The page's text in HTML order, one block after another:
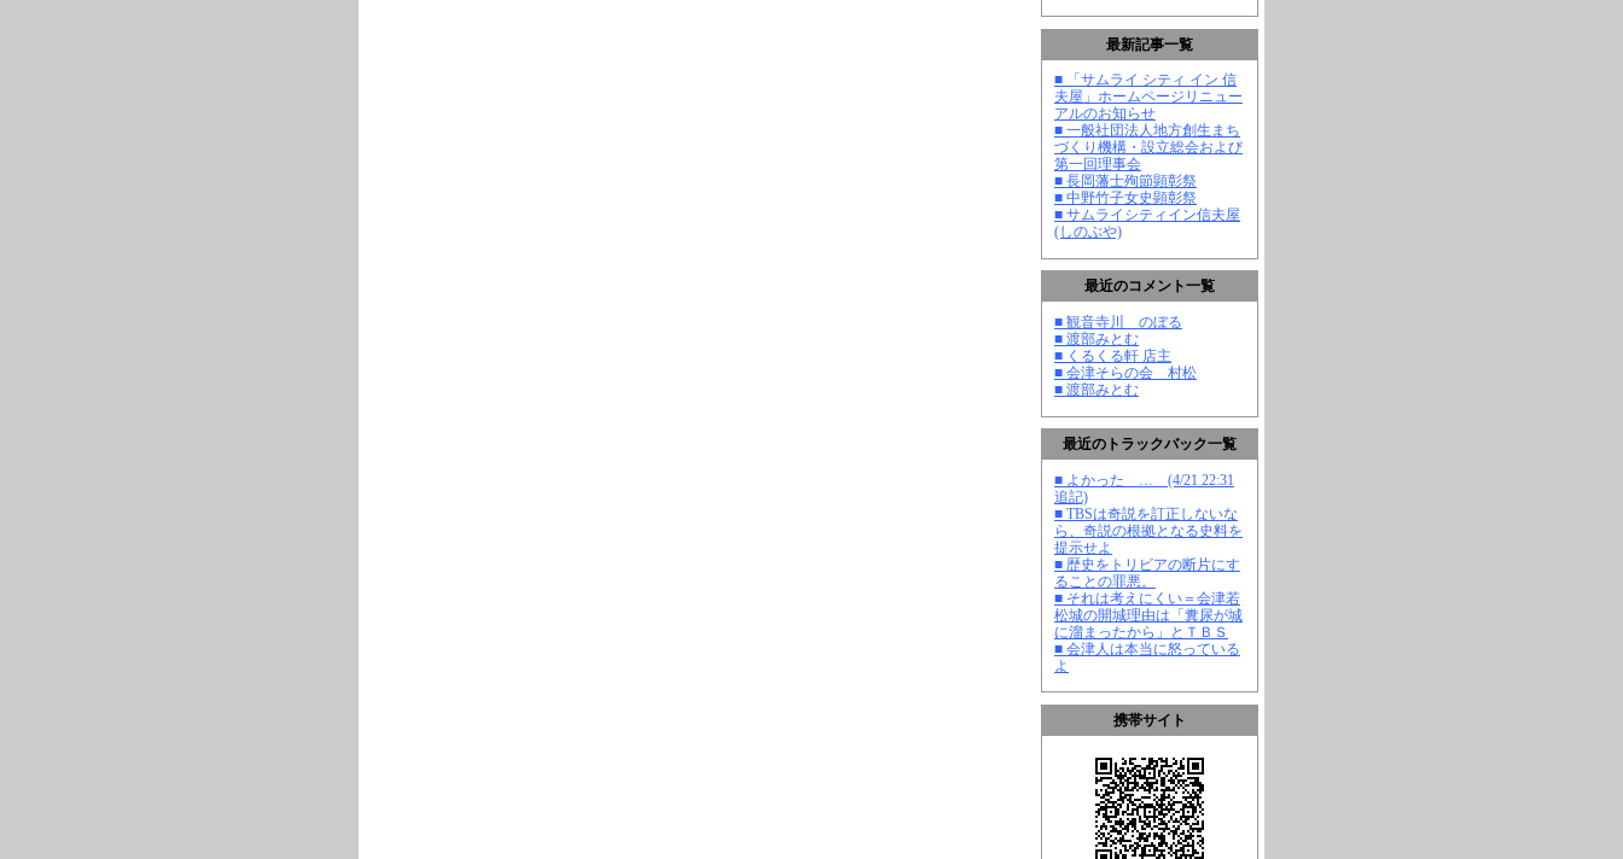
最新記事一覧
■ 「サムライ シティ イン 信
夫屋」ホームページリニュー
アルのお知らせ
■ 一般社団法人地方創生まち
づくり機構・設立総会および
第一回理事会
■ 長岡藩士殉節顕彰祭
■ 中野竹子女史顕彰祭
■ サムライシティイン信夫屋
(しのぶや)
最近のコメント一覧
■ 観音寺川 のぼる
■ 渡部みとむ
■ くるくる軒 店主
■ 会津そらの会 村松
■ 渡部みとむ
最近のトラックバック一覧
■ よかった … (4/21 22:31
追記)
■ TBSは奇説を訂正しないな
ら、奇説の根拠となる史料を
提示せよ
■ 歴史をトリビアの断片にす
ることの罪悪。
■ それは考えにくい＝会津若
松城の開城理由は「糞尿が城
に溜まったから」とＴＢＳ
■ 会津人は本当に怒っている
よ
携帯サイト